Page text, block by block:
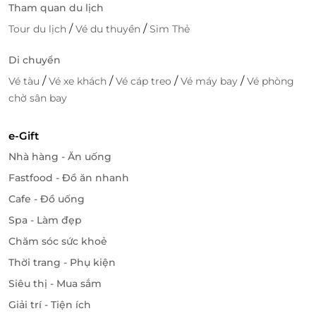
Tham quan du lịch
Tour du lịch /Vé du thuyền /Sim Thẻ
Di chuyển
Vé tàu /Vé xe khách /Vé cáp treo /Vé máy bay /Vé phòng
chờ sân bay
e-Gift
Nhà hàng - Ăn uống
Fastfood - Đồ ăn nhanh
Cafe - Đồ uống
Spa - Làm đẹp
Chăm sóc sức khoẻ
Thời trang - Phụ kiện
Siêu thị - Mua sắm
Giải trí - Tiện ích